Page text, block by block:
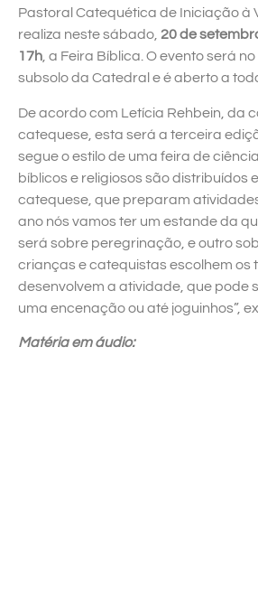
Pastoral Catequética de Iniciação à
realiza neste sábado, 20 de
17h, a Feira Bíblica. O evento será
subsolo da Catedral e é aberto a
De acordo com Letícia Rehbein, da
catequese, esta será a terceira
segue o estilo de uma feira de
bíblicos e religiosos são distribuídos
catequese, que preparam
ano nós vamos ter um estande da
será sobre peregrinação, e outro
crianças e catequistas escolhem os
desenvolvem a atividade, que pode
uma encenação ou até joguinhos”,
Matéria em áudio: